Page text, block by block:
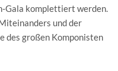
Gala komplettiert werden.
und der
des großen Komponisten